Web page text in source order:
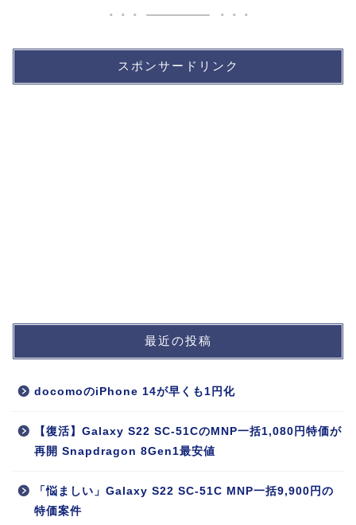
スポンサードリンク
最近の投稿
docomoのiPhone 14が早くも1円化
【復活】Galaxy S22 SC-51CのMNP一括1,080円特価が
再開 Snapdragon 8Gen1最安値
「悩ましい」Galaxy S22 SC-51C MNP一括9,900円の
特価案件